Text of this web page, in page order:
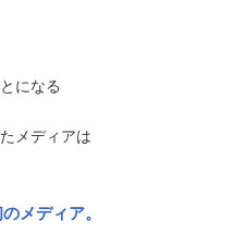
になる
メディアは
メディア。